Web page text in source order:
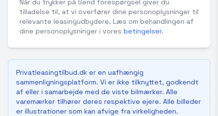
Når du trykker på Send forespørgsel giver du
tilladelse til, at vi overfører dine personoplysninger til
relevante leasingudbydere. Læs om behandlingen af
dine personoplysninger i vores betingelser.
Privatleasingtilbud.dk er en uafhængig
sammenligningsplatform. Vi er ikke tilknyttet, godkendt
af eller i samarbejde med de viste bilmærker. Alle
varemærker tilhører deres respektive ejere. Alle billeder
er illustrationer som kan afvige fra virkeligheden.